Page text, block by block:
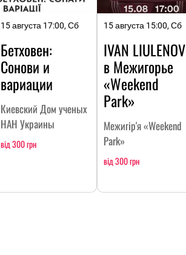
15 августа 17:00, Сб
Бетховен:
Сонови и
вариации
Киевский Дом ученых
НАН Украины
від 300 грн
15 августа 15:00, Сб
IVAN LIULENOV
в Межигорье
«Weekend
Park»
Межигір'я «Weekend
Park»
від 300 грн